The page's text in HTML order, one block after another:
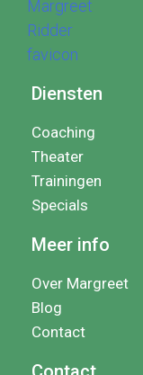
Diensten
Coaching
Theater
Trainingen
Specials
Meer info
Over Margreet
Blog
Contact